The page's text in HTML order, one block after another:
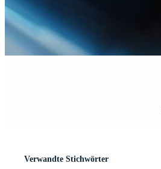
Verwandte Stichwörter